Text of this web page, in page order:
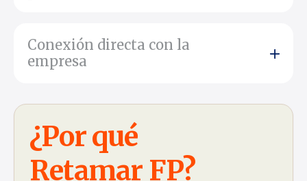
Conexión directa con la
empresa
¿Por qué
Retamar FP?